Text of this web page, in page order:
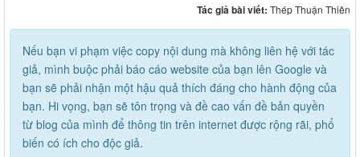
Tác giả bài viết: Thép Thuận Thiên
Nếu bạn vi phạm việc copy nội dung mà không liên hệ với tác
giả, mình buộc phải báo cáo website của bạn lên Google và
bạn sẽ phải nhận một hậu quả thích đáng cho hành động của
bạn. Hi vọng, bạn sẽ tôn trọng và đề cao vấn đề bản quyền
từ blog của mình để thông tin trên internet được rộng rãi, phổ
biến có ích cho độc giả.